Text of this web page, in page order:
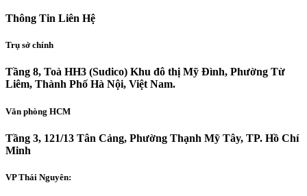
Thông Tin Liên Hệ
Trụ sở chính
Tầng 8, Toà HH3 (Sudico) Khu đô thị Mỹ Đình, Phường Từ
Liêm, Thành Phố Hà Nội, Việt Nam.
Văn phòng HCM
Tầng 3, 121/13 Tân Cảng, Phường Thạnh Mỹ Tây, TP. Hồ Chí
Minh
VP Thái Nguyên: